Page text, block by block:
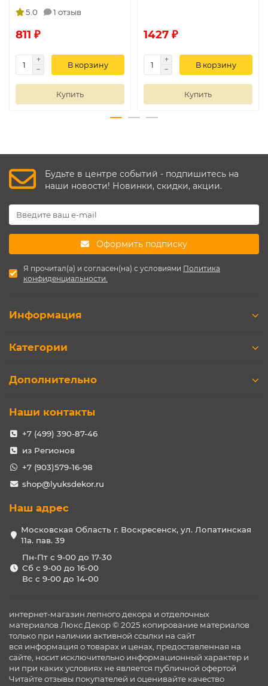
5.0 1 отзыв
811 ₽
В корзину
Купить
1427 ₽
В корзину
Купить
Будьте в центре событий - подпишитесь на
наши новости! Новинки, скидки, акции.
Оформить подписку
Я прочитал(а) и согласен(на) с условиями Политика
конфиденциальности.
Информация
Категории
Дополнительно
Наши контакты
+7 (499) 390-87-46
из Регионов
+7 (903)579-16-98
shop@lyuksdekor.ru
Наш адрес
Московская Область г. Воскресенск, ул. Лопатинская
11а. пав. 39
Пн-Пт с 9-00 до 17-30
Сб с 9-00 до 16-00
Вс с 9-00 до 14-00
интернет-магазин лепного декора и отделочных
материалов Люкс Декор © 2025 копирование материалов
только при наличии активной ссылки на сайт
вся информация о товарах и ценах, предоставленная на
сайте, носит исключительно информационный характер и
ни при каких условиях не является публичной офертой
Читайте отзывы покупателей и оценивайте качество